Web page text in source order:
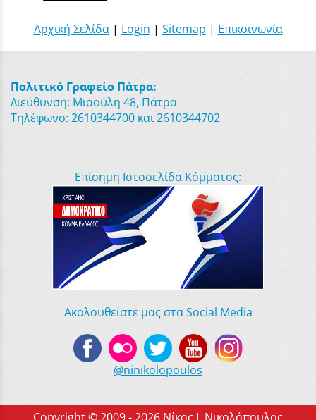
Αρχική Σελίδα| Login | Sitemap | Επικοινωνία
Πολιτικό Γραφείο Πάτρα:
Διεύθυνση: Μιαούλη 48, Πάτρα
Τηλέφωνο: 2610344700 και 2610344702
Επίσημη Ιστοσελίδα Κόμματος:
Ακολουθείστε μας στα Social Media
@ninikolopoulos